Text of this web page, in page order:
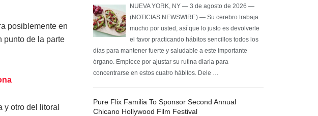
posiblemente en
punto de la parte
otro del litoral
NUEVA YORK, NY — 3 de agosto de 2026 —
(NOTICIAS NEWSWIRE) — Su cerebro trabaja
mucho por usted, así que lo justo es devolverle
el favor practicando hábitos sencillos todos los
días para mantener fuerte y saludable a este importante
órgano. Empiece por ajustar su rutina diaria para
concentrarse en estos cuatro hábitos. Dele …
Pure Flix Familia To Sponsor Second Annual
Chicano Hollywood Film Festival